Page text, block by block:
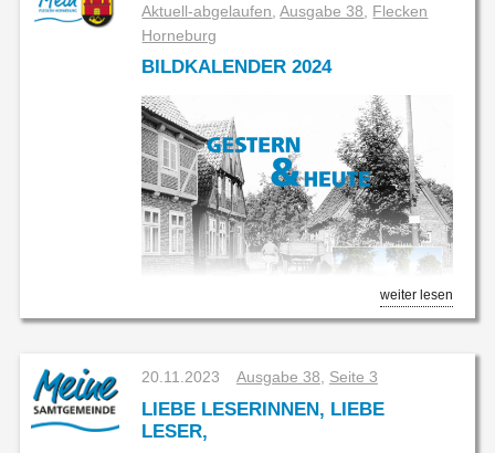
Aktuell-abgelaufen ,Ausgabe 38
Flecken
Horneburg
BILDKALENDER 2024
Auch in diesem Jahr warErnst Heinrichim Flecken
geschossen. Die Besonderheit des Kalenders liegt
heutigen Ansicht. Dabei legt Ernst Heinrich beim
Fotografieren besonderen Wert darauf, dass die
weiter lesen
20.11.2023 Ausgabe 38, Seite 3
LIEBE LESERINNEN, LIEBE
LESER,